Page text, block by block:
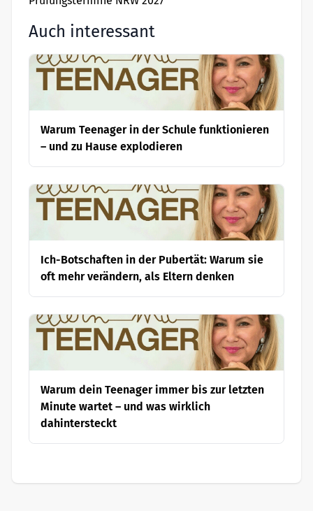
Auch interessant
Warum Teenager in der Schule funktionieren
– und zu Hause explodieren
Ich-Botschaften in der Pubertät: Warum sie
oft mehr verändern, als Eltern denken
Warum dein Teenager immer bis zur letzten
Minute wartet – und was wirklich
dahintersteckt